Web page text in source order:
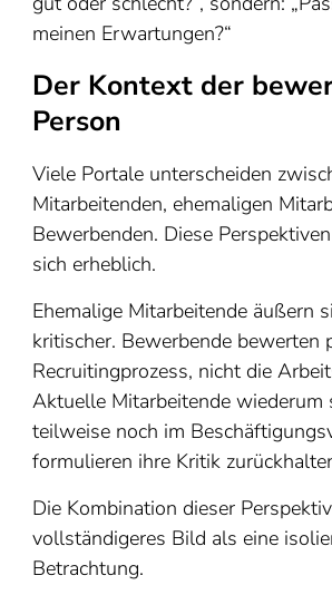
meinen Erwartungen?“
Der Kontext der
Person
Viele Portale unterscheiden
Mitarbeitenden, ehemaligen
Bewerbenden. Diese
sich erheblich.
Ehemalige Mitarbeitende äußern
kritischer. Bewerbende bewerten
Recruitingprozess, nicht die
Aktuelle Mitarbeitende wiederum
teilweise noch im
formulieren ihre Kritik
Die Kombination dieser
vollständigeres Bild als eine
Betrachtung.